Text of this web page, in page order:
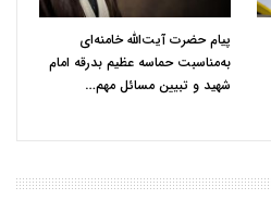
پیام حضرت آیت‌الله خامنه‌ای
به‌مناسبت حماسه عظیم بدرقه امام
شهید و تبیین مسائل مهم…